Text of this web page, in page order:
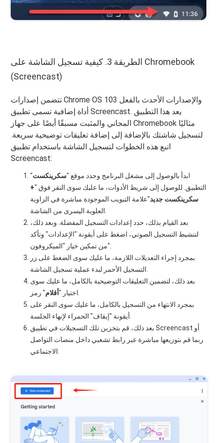
الطريقة 3. كيفية تسجيل الشاشة على Chromebook
(Screencast)
تتضمن إصدارات Chrome OS 103 والإصدارات الأحدث بالفعل
أداة إضافية تسمى تطبيق Screencast. يعد هذا التطبيق
المجاني والمثبت مسبقًا أيضًا على جهاز Chromebook مثاليًا
لتسجيل شاشتك بالإضافة إلى إضافة تعليقات توضيحية سريعة.
اتبع هذه الخطوات لتسجيل الشاشة باستخدام تطبيق
Screencast:
ابدأ بالوصول إلى مشغل البرنامج وحدد موقع "سكرينكست"
التطبيق. للوصول إلى شريط الأدوات، ما عليك سوى النقر فوق "+
سكرينكست جديد"علامة التبويب الموجودة مباشرة في الزاوية
بعد القيام بذلك، حدد إعدادات التسجيل المفضلة. وبعد ذلك،
لتنشيط التسجيل الصوتي، اضغط على أيقونة "الإعدادات" وتأكد
من تمكين خيار "الميكروفون".
بمجرد إجراء التعديلات اللازمة، ما عليك سوى الضغط على زر
بعد ذلك، لتضمين التعليقات التوضيحية بالكامل، ما عليك سوى
اختيار "أقلام
بمجرد الانتهاء من التسجيل بالكامل، ما عليك سوى النقر على
بعد ذلك، قم بتخزين تلك التسجيلات في تطبيق Screencast أو
ربما قم بتوزيعها مباشرة عبر رابط تشعبي داخل منصات التواصل